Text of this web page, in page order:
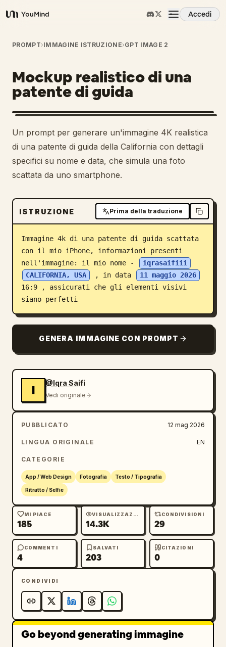
YouMind
Accedi
Panoramica
Casi d'uso
Abilità
Prompt
Prezzi
Scarica
Blog
Aggiornamenti
PROMPT›IMMAGINE ISTRUZIONE›GPT IMAGE 2
Mockup realistico di una
patente di guida
Un prompt per generare un'immagine 4K realistica
di una patente di guida della California con dettagli
specifici su nome e data, che simula una foto
scattata da uno smartphone.
ISTRUZIONE Prima della traduzione
Immagine 4k di una patente di guida scattata
con il mio iPhone, informazioni presenti
nell'immagine: il mio nome -
iqrasaifiii
CALIFORNIA, USA
, in data
11 maggio 2026
16:9 , assicurati che gli elementi visivi
siano perfetti
GENERA IMMAGINE CON PROMPT
I
@Iqra Saifi
Vedi originale
PUBBLICATO 12 mag 2026
LINGUA ORIGINALE EN
CATEGORIE
App / Web Design Fotografia Testo / Tipografia
Ritratto / Selfie
MI PIACE
185
VISUALIZZAZIONI
14.3K
CONDIVISIONI
29
COMMENTI
4
SALVATI
203
CITAZIONI
0
CONDIVIDI
Go beyond generating immagine